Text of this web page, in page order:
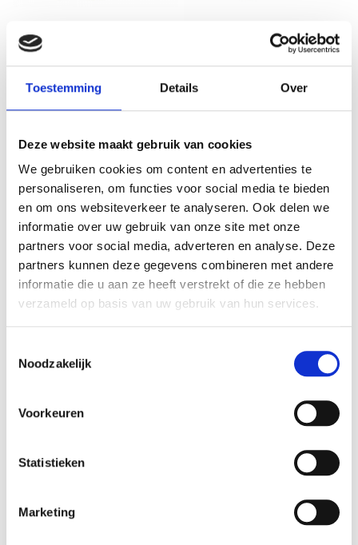
Toestemming Details Over
Deze website maakt gebruik van cookies
We gebruiken cookies om content en advertenties te
personaliseren, om functies voor social media te bieden
en om ons websiteverkeer te analyseren. Ook delen we
informatie over uw gebruik van onze site met onze
partners voor social media, adverteren en analyse. Deze
partners kunnen deze gegevens combineren met andere
informatie die u aan ze heeft verstrekt of die ze hebben
verzameld op basis van uw gebruik van hun services.
Noodzakelijk
Voorkeuren
Statistieken
Marketing
Stroomkabel rubber 1,5mm²
schuko stekker 10 meter
€ 22,49
€ 18,59
Stekkerdoos 4-voudig zwart 3
meter stroomkabel
€ 8,06
VERGELIJKBARE PRODUCTEN
Stekkerdoos zonder kabel
6-voudige stekkerdoos